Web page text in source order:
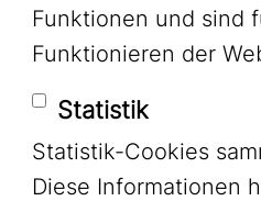
Funktionen und sind
Funktionieren der
Statistik
Statistik-Cookies
Diese Informationen